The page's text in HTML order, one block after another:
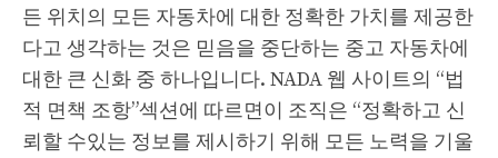
든 위치의 모든 자동차에 대한 정확한 가치를 제공한
다고 생각하는 것은 믿음을 중단하는 중고 자동차에
대한 큰 신화 중 하나입니다. NADA 웹 사이트의 “법
적 면책 조항”섹션에 따르면이 조직은 “정확하고 신
뢰할 수있는 정보를 제시하기 위해 모든 노력을 기울